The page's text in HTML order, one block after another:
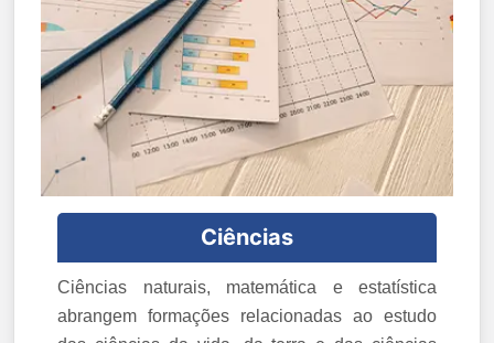
Ciências
Ciências naturais, matemática e estatística
abrangem formações relacionadas ao estudo